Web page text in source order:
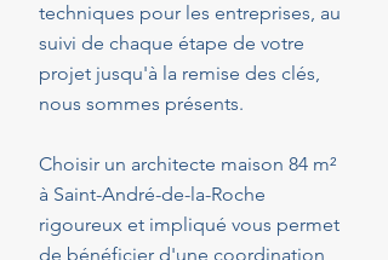
techniques pour les entreprises, au
suivi de chaque étape de votre
projet jusqu'à la remise des clés,
nous sommes présents.
Choisir un architecte maison 84 m²
à Saint-André-de-la-Roche
rigoureux et impliqué vous permet
de bénéficier d'une coordination